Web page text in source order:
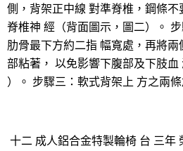
側，背架正中線 對準脊椎，鋼條
脊椎神 經（背面圖示，圖二）。
肋骨最下方約二指 幅寬處，再將
部粘著， 以免影響下腹部及下肢
）。 步驟三：軟式背架上 方之兩
十二 成人鋁合金特製輪椅 台 三年